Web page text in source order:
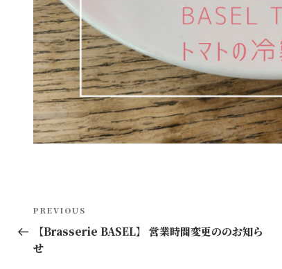
投
稿
ナ
Previous
Post
PREVIOUS
【Brasserie BASEL】 営業時間変更ののお知ら
せ